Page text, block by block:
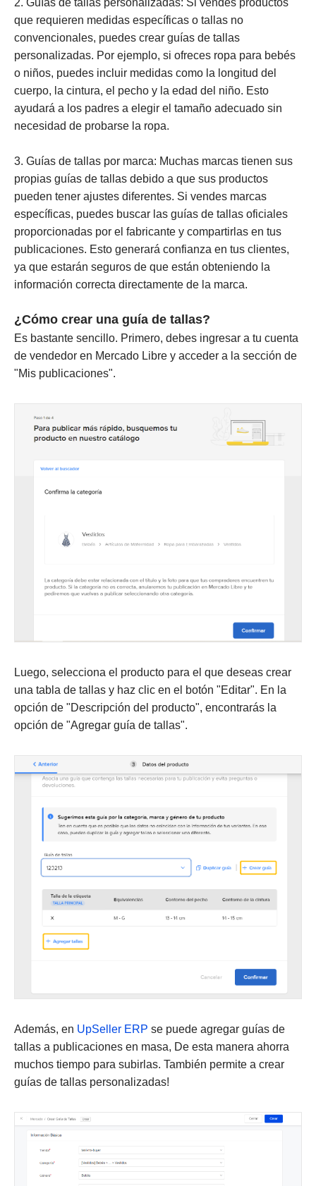
2. Guías de tallas personalizadas: Si vendes productos
que requieren medidas específicas o tallas no
convencionales, puedes crear guías de tallas
personalizadas. Por ejemplo, si ofreces ropa para bebés
o niños, puedes incluir medidas como la longitud del
cuerpo, la cintura, el pecho y la edad del niño. Esto
ayudará a los padres a elegir el tamaño adecuado sin
necesidad de probarse la ropa.
3. Guías de tallas por marca: Muchas marcas tienen sus
propias guías de tallas debido a que sus productos
pueden tener ajustes diferentes. Si vendes marcas
específicas, puedes buscar las guías de tallas oficiales
proporcionadas por el fabricante y compartirlas en tus
publicaciones. Esto generará confianza en tus clientes,
ya que estarán seguros de que están obteniendo la
información correcta directamente de la marca.
¿Cómo crear una guía de tallas?
Es bastante sencillo. Primero, debes ingresar a tu cuenta
de vendedor en Mercado Libre y acceder a la sección de
"Mis publicaciones".
Luego, selecciona el producto para el que deseas crear
una tabla de tallas y haz clic en el botón "Editar". En la
opción de "Descripción del producto", encontrarás la
opción de "Agregar guía de tallas".
Además, en UpSeller ERP se puede agregar guías de
tallas a publicaciones en masa, De esta manera ahorra
muchos tiempo para subirlas. También permite a crear
guías de tallas personalizadas!